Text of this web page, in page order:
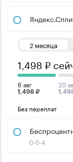
2 месяца
1,498 ₽
6 авг
1,498 ₽
20
Без переплат
0-0-4